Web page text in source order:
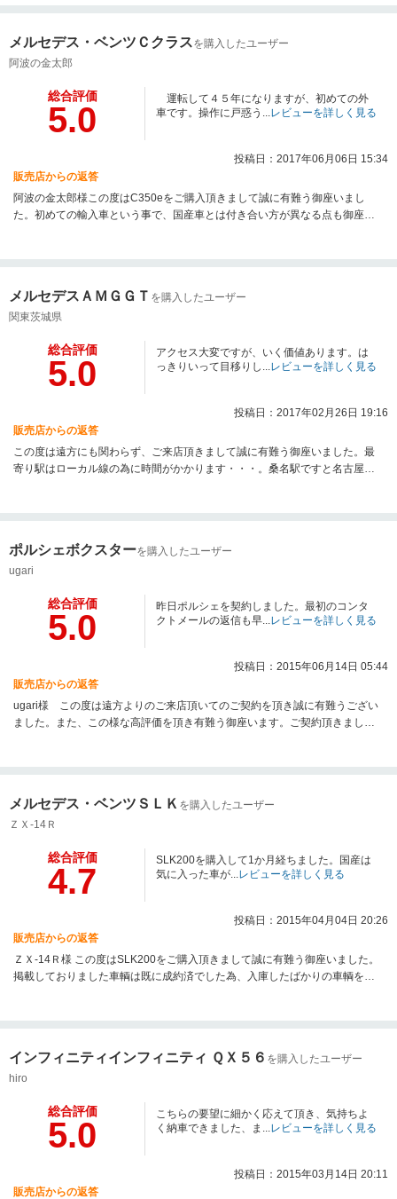
メーカーの保証が残っている車輌という事もあり、アフター面で弊社が出来
せ。少々遠方では御座いますが出来る限りお力添えさせて頂きます。どうぞ
今後ともよろしくお願い致します。
メルセデス・ベンツＣクラスを購入したユーザー
阿波の金太郎
総合評価
5.0
運転して４５年になりますが、初めての外
車です。操作に戸惑う...レビューを詳しく見る
投稿日：2017年06月06日 15:34
販売店からの返答
阿波の金太郎様この度はC350eをご購入頂きまして誠に有難う御座いまし
た。初めての輸入車という事で、国産車とは付き合い方が異なる点も御座い
ますので、遠方では御座いますが御困りの際にはいつでもご連絡頂ければと
フ共に美味しく頂きました！御昼にと頂いたパンですが、冷めていたのにカ
レーパン絶品でした！今後共、何卒宜しくお願い致します。
メルセデスＡＭＧＧＴ を購入したユーザー
関東茨城県
総合評価
5.0
アクセス大変ですが、いく価値あります。は
っきりいって目移りし...レビューを詳しく見る
投稿日：2017年02月26日 19:16
販売店からの返答
この度は遠方にも関わらず、ご来店頂きまして誠に有難う御座いました。最
寄り駅はローカル線の為に時間がかかります・・・。桑名駅ですと名古屋か
ングまで含めた御相談をさせて頂けますし、良き相談相手として考えて頂け
にまとまらない事は度々ですが・・・その上でご決断頂いたお車には間違い
なくご満足頂けるはずです！
ポルシェボクスターを購入したユーザー
ugari
総合評価
5.0
昨日ポルシェを契約しました。最初のコンタ
クトメールの返信も早...レビューを詳しく見る
投稿日：2015年06月14日 05:44
販売店からの返答
ugari様 この度は遠方よりのご来店頂いてのご契約を頂き誠に有難うござい
ました。また、この様な高評価を頂き有難う御座います。ご契約頂きました
無かった事を改めてお詫び申し上げます。何卒ご容赦くださいます様お願い
て進めてまいります。ご納車まで多々お手数をお掛け致しますがどうぞよろ
しくお願い申し上げます。
メルセデス・ベンツＳＬＫ を購入したユーザー
ＺＸ-14Ｒ
総合評価
4.7
SLK200を購入して1か月経ちました。国産は
気に入った車が...レビューを詳しく見る
投稿日：2015年04月04日 20:26
販売店からの返答
ＺＸ-14Ｒ様 この度はSLK200をご購入頂きまして誠に有難う御座いました。
掲載しておりました車輌は既に成約済でした為、入庫したばかりの車輌をご
て頂きたくありませんでした。ですので、一ヶ月が経過し、お車に関しまし
らの季節、十二分にオープンカーを楽しんで頂けたらと思います。メンテナ
ンス等も含め御相談が御座いましたらいつでも御問合せ下さいませ。今後
インフィニティインフィニティ ＱＸ５６ を購入したユーザー
hiro
総合評価
5.0
こちらの要望に細かく応えて頂き、気持ちよ
く納車できました、ま...レビューを詳しく見る
投稿日：2015年03月14日 20:11
販売店からの返答